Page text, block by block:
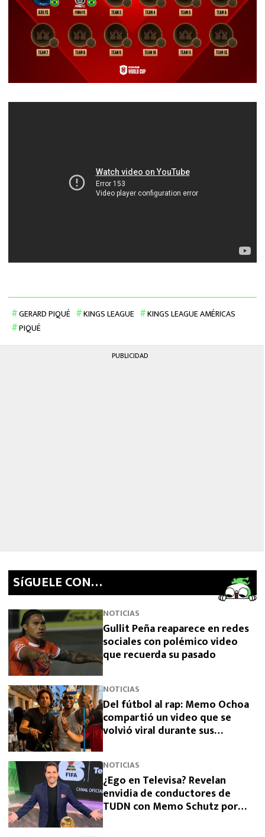
GERARD PIQUÉ KINGS LEAGUE
KINGS LEAGUE AMÉRICAS
PIQUÉ
PUBLICIDAD
SíGUELE CON…
NOTICIAS
Gullit Peña reaparece en redes
sociales con polémico video
que recuerda su pasado
NOTICIAS
Del fútbol al rap: Memo Ochoa
compartió un video que se
volvió viral durante sus
NOTICIAS
¿Ego en Televisa? Revelan
envidia de conductores de
TUDN con Memo Schutz por